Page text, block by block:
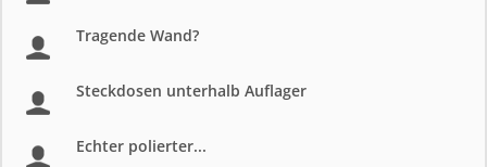
Tragende Wand?
Steckdosen unterhalb Auflager
Echter polierter...